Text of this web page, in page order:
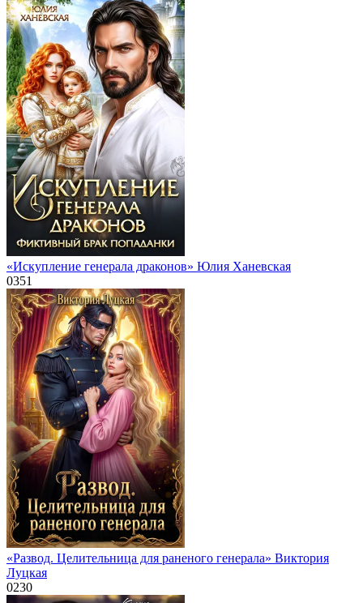
«Искупление генерала драконов» Юлия Ханевская
0351
«Развод. Целительница для раненого генерала» Виктория
Луцкая
0230